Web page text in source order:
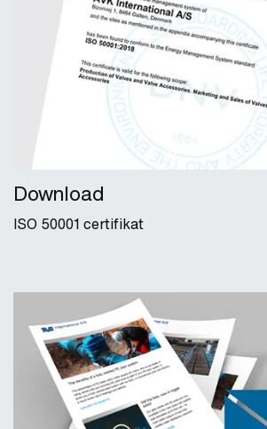
Download
ISO 50001 certifikat